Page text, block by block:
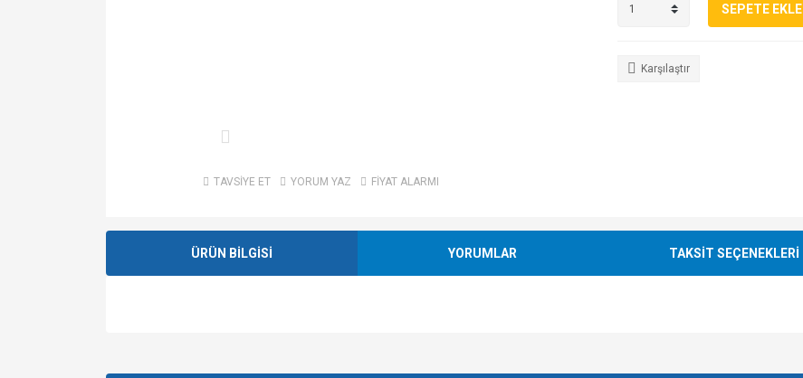
TAVSİYE ET YORUM YAZ FİYAT ALARMI
SEPETE EKLE
Karşılaştır
ÜRÜN BİLGİSİ YORUMLAR TAKSİT SEÇENEKLERİ